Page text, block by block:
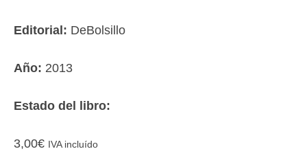
Editorial: DeBolsillo
Año: 2013
Estado del libro:
3,00€ IVA incluído